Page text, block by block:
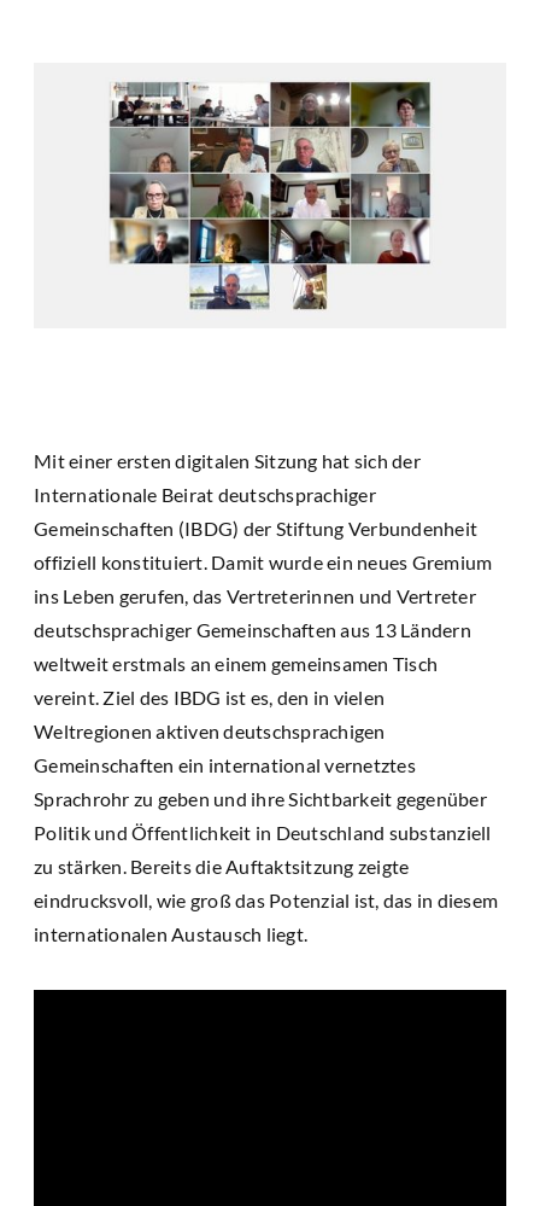
Mit einer ersten digitalen Sitzung hat sich der
Internationale Beirat deutschsprachiger
Gemeinschaften (IBDG) der Stiftung Verbundenheit
offiziell konstituiert. Damit wurde ein neues Gremium
ins Leben gerufen, das Vertreterinnen und Vertreter
deutschsprachiger Gemeinschaften aus 13 Ländern
weltweit erstmals an einem gemeinsamen Tisch
vereint. Ziel des IBDG ist es, den in vielen
Weltregionen aktiven deutschsprachigen
Gemeinschaften ein international vernetztes
Sprachrohr zu geben und ihre Sichtbarkeit gegenüber
Politik und Öffentlichkeit in Deutschland substanziell
zu stärken. Bereits die Auftaktsitzung zeigte
eindrucksvoll, wie groß das Potenzial ist, das in diesem
internationalen Austausch liegt.